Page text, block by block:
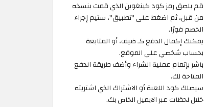
قم بلصق رمز كود كينغوين الذي قمت بنسخه
من قبل، ثم اضغط على "تطبيق"، ستيم إجراء
الخصم فورًا.
يمكنك إكمال الدفع كـ ضيف، أو المتابعة
بحساب شخصي على الموقع.
باشر بإتمام عملية الشراء وأضف طريقة الدفع
المتاحة لك.
سيصلك كود اللعبة أو الاشتراك الذي اشتريته
خلال لحظات عبر الايميل الخاص بك.